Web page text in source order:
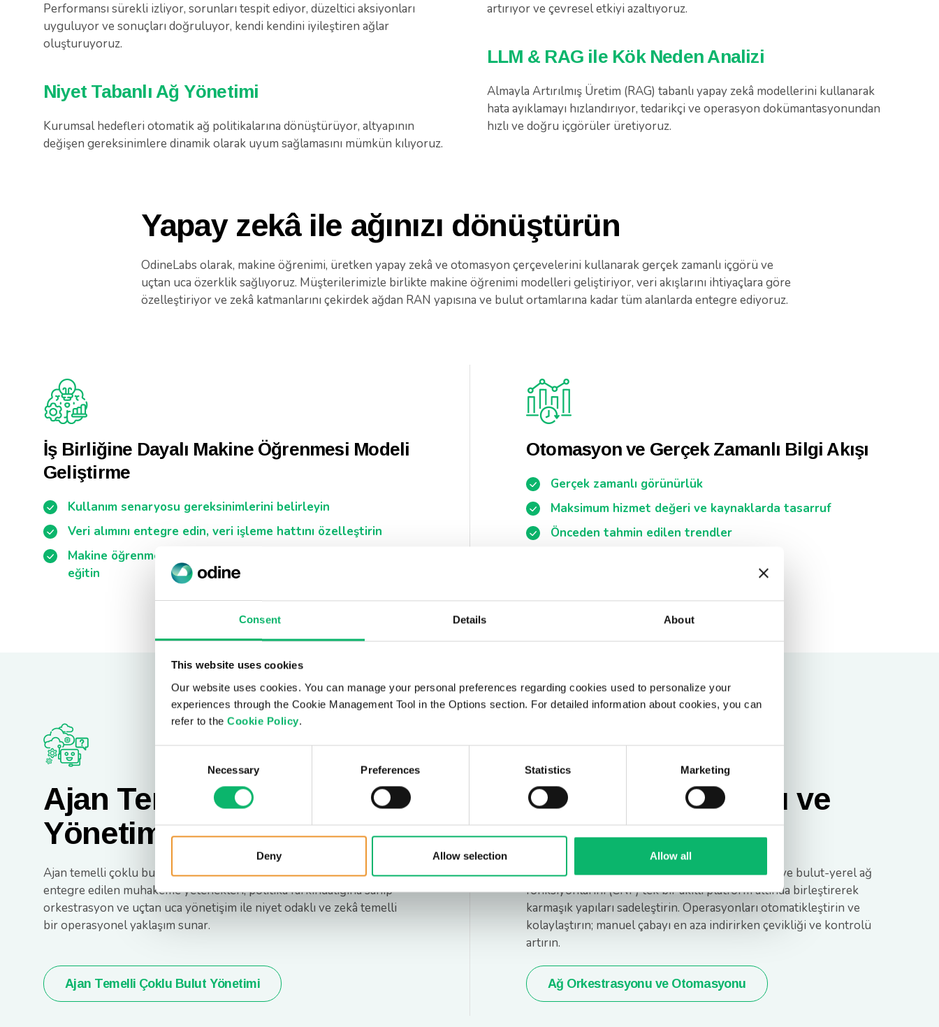
Consent Details About
This website uses cookies
Our website uses cookies. You can manage your personal preferences regarding cookies used to personalize your
experiences through the Cookie Management Tool in the Options section. For detailed information about cookies, you can
refer to the Cookie Policy.
Necessary Preferences Statistics Marketing
Deny Allow selection Allow all
Performansı sürekli izliyor, sorunları tespit ediyor, düzeltici aksiyonları
uyguluyor ve sonuçları doğruluyor, kendi kendini iyileştiren ağlar
oluşturuyoruz.
Niyet Tabanlı Ağ Yönetimi
Kurumsal hedefleri otomatik ağ politikalarına dönüştürüyor, altyapının
değişen gereksinimlere dinamik olarak uyum sağlamasını mümkün kılıyoruz.
artırıyor ve çevresel etkiyi azaltıyoruz.
LLM & RAG ile Kök Neden Analizi
Almayla Artırılmış Üretim (RAG) tabanlı yapay zekâ modellerini kullanarak
hata ayıklamayı hızlandırıyor, tedarikçi ve operasyon dokümantasyonundan
hızlı ve doğru içgörüler üretiyoruz.
Yapay zekâ ile ağınızı dönüştürün
OdineLabs olarak, makine öğrenimi, üretken yapay zekâ ve otomasyon çerçevelerini kullanarak gerçek zamanlı içgörü ve
uçtan uca özerklik sağlıyoruz. Müşterilerimizle birlikte makine öğrenimi modelleri geliştiriyor, veri akışlarını ihtiyaçlara göre
özelleştiriyor ve zekâ katmanlarını çekirdek ağdan RAN yapısına ve bulut ortamlarına kadar tüm alanlarda entegre ediyoruz.
İş Birliğine Dayalı Makine Öğrenmesi Modeli
Geliştirme
Kullanım senaryosu gereksinimlerini belirleyin
Veri alımını entegre edin, veri işleme hattını özelleştirin
Makine öğrenmesi modellerini OdineLabs ile geliştirin ve
eğitin
Otomasyon ve Gerçek Zamanlı Bilgi Akışı
Gerçek zamanlı görünürlük
Maksimum hizmet değeri ve kaynaklarda tasarruf
Önceden tahmin edilen trendler
Ajan Temelli Çoklu Bulut
Yönetimi
Ajan temelli çoklu bulut yönetimi, yürütme katmanına doğrudan
entegre edilen muhakeme yetenekleri, politika farkındalığına sahip
orkestrasyon ve uçtan uca yönetişim ile niyet odaklı ve zekâ temelli
bir operasyonel yaklaşım sunar.
Ajan Temelli Çoklu Bulut Yönetimi
Ağ Orkestrasyonu ve
Otomasyonu
Fiziksel altyapıyı, sanal ağ fonksiyonlarını (VNF) ve bulut-yerel ağ
fonksiyonlarını (CNF) tek bir akıllı platform altında birleştirerek
karmaşık yapıları sadeleştirin. Operasyonları otomatikleştirin ve
kolaylaştırın; manuel çabayı en aza indirirken çevikliği ve kontrolü
artırın.
Ağ Orkestrasyonu ve Otomasyonu